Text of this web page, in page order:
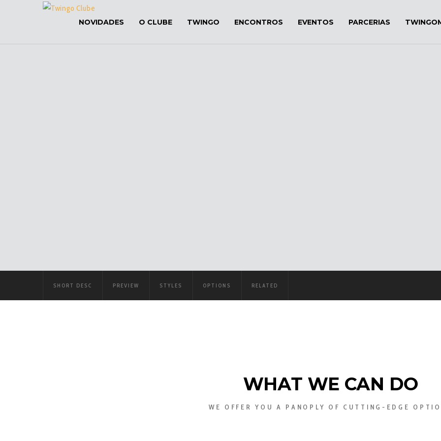
NOVIDADES O CLUBE TWINGO ENCONTROS EVENTOS PARCERIAS
SHORT DESC PREVIEW STYLES OPTIONS RELATED
WHAT WE CAN DO
WE OFFER YOU A PANOPLY OF CUTTING-EDGE